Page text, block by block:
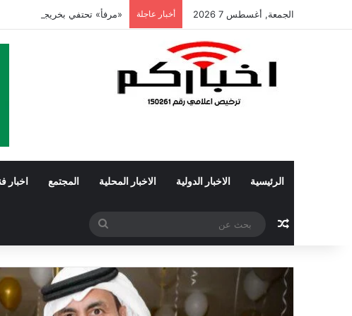
الجمعة, أغسطس 7 2026 أخبار عاجلة «مرفأ» تحتفي بخريجي تأهيل
الرئيسية الاخبار الدولية الاخبار المحلية المجتمع اخبار
مقال عشوائي
بحث
عن